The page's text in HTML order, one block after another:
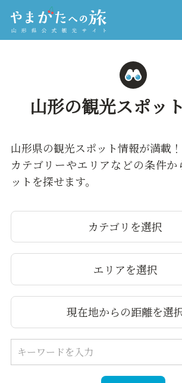
山形の観光スポッ
山形県の観光スポット情報が満載！
カテゴリーやエリアなどの条件
ットを探せます。
カテゴリを選択
エリアを選択
現在地からの距離を選